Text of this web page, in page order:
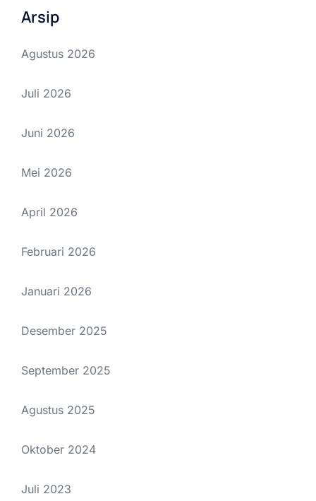
Arsip
Agustus 2026
Juli 2026
Juni 2026
Mei 2026
April 2026
Februari 2026
Januari 2026
Desember 2025
September 2025
Agustus 2025
Oktober 2024
Juli 2023